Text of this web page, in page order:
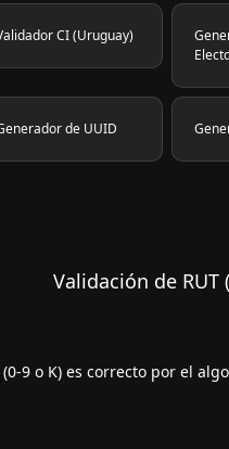
CI (Uruguay)
de UUID
Validación de RUT
9 o K) es correcto por el